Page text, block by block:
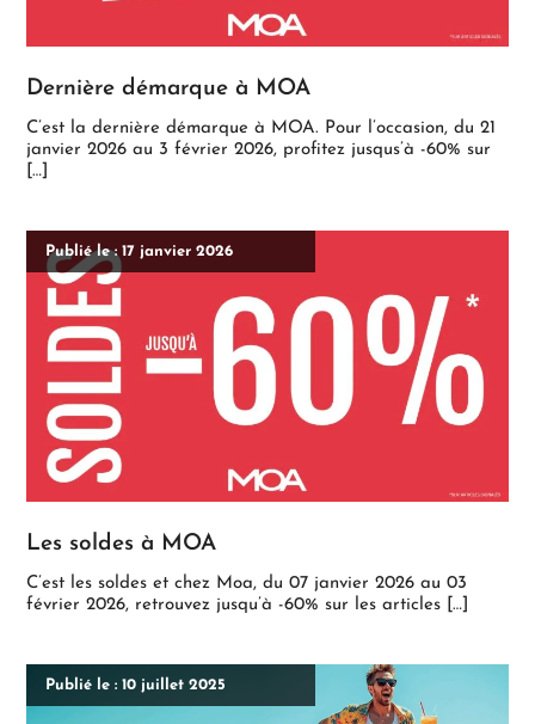
Dernière démarque à MOA
C’est la dernière démarque à MOA. Pour l’occasion, du 21
janvier 2026 au 3 février 2026, profitez jusqus’à -60% sur
[…]
Publié le : 17 janvier 2026
Les soldes à MOA
C’est les soldes et chez Moa, du 07 janvier 2026 au 03
février 2026, retrouvez jusqu’à -60% sur les articles […]
Publié le : 10 juillet 2025